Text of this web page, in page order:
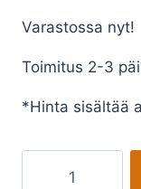
Varastossa nyt!
Toimitus 2-3
*Hinta sisältää